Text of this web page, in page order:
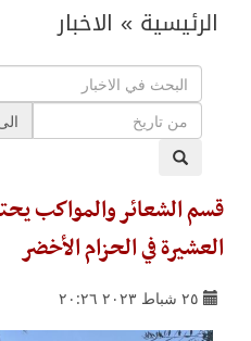
الرئيسية » الاخبار
قسم الشعائر والمواكب
العشيرة في الحزام الأخضر
٢٥ شباط ٢٠٢٣ ٢٠:٢٦